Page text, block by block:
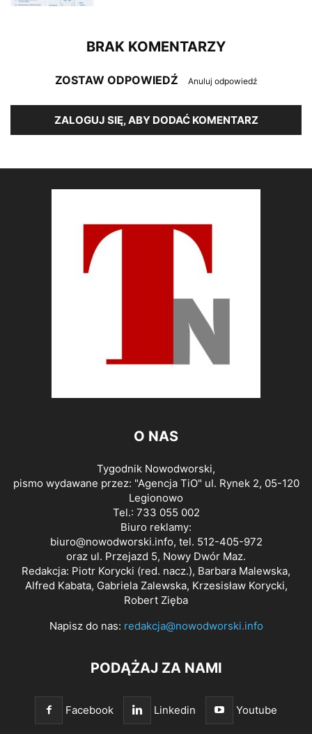
BRAK KOMENTARZY
ZOSTAW ODPOWIEDŹ Anuluj odpowiedź
ZALOGUJ SIĘ, ABY DODAĆ KOMENTARZ
O NAS
Tygodnik Nowodworski,
pismo wydawane przez: "Agencja TiO" ul. Rynek 2, 05-120
Legionowo
Tel.: 733 055 002
Biuro reklamy:
biuro@nowodworski.info, tel. 512-405-972
oraz ul. Przejazd 5, Nowy Dwór Maz.
Redakcja: Piotr Korycki (red. nacz.), Barbara Malewska,
Alfred Kabata, Gabriela Zalewska, Krzesisław Korycki,
Robert Zięba
Napisz do nas: redakcja@nowodworski.info
PODĄŻAJ ZA NAMI
Facebook Linkedin Youtube